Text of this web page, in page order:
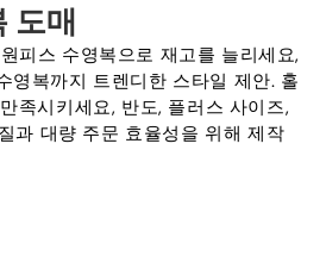
도매
피스 수영복으로 재고를 늘리세요,
영복까지 트렌디한 스타일 제안. 홀
족시키세요, 반도, 플러스 사이즈,
과 대량 주문 효율성을 위해 제작